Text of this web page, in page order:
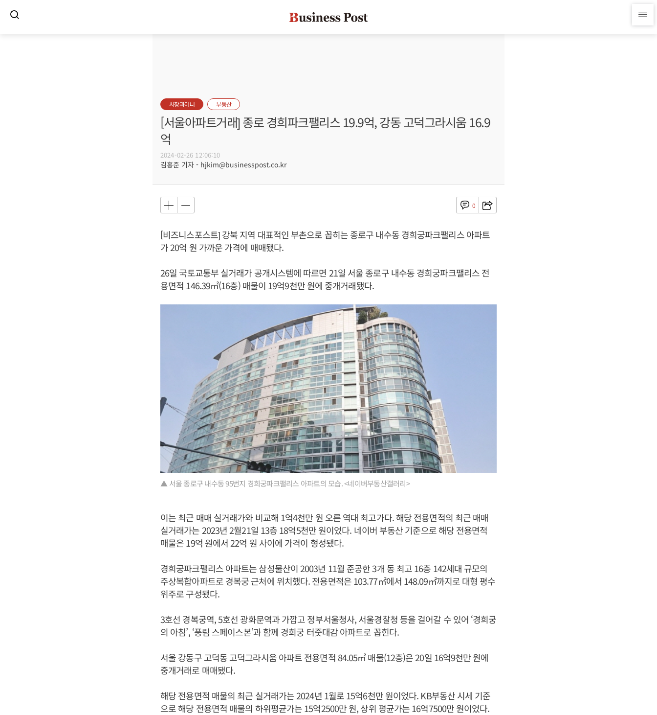
시장과머니 부동산
[서울아파트거래] 종로 경희파크팰리스 19.9억, 강동 고덕그라시움 16.9
억
2024-02-26 12:06:10
김홍준 기자 - hjkim@businesspost.co.kr
0
[비즈니스포스트] 강북 지역 대표적인 부촌으로 꼽히는 종로구 내수동 경희궁파크팰리스 아파트
가 20억 원 가까운 가격에 매매됐다.
26일 국토교통부 실거래가 공개시스템에 따르면 21일 서울 종로구 내수동 경희궁파크팰리스 전
용면적 146.39㎡(16층) 매물이 19억9천만 원에 중개거래됐다.
▲ 서울 종로구 내수동 95번지 경희궁파크팰리스 아파트의 모습. <네이버부동산갤러리>
이는 최근 매매 실거래가와 비교해 1억4천만 원 오른 역대 최고가다. 해당 전용면적의 최근 매매
실거래가는 2023년 2월21일 13층 18억5천만 원이었다. 네이버 부동산 기준으로 해당 전용면적
매물은 19억 원에서 22억 원 사이에 가격이 형성됐다.
경희궁파크팰리스 아파트는 삼성물산이 2003년 11월 준공한 3개 동 최고 16층 142세대 규모의
주상복합아파트로 경복궁 근처에 위치했다. 전용면적은 103.77㎡에서 148.09㎡까지로 대형 평수
위주로 구성됐다.
3호선 경복궁역, 5호선 광화문역과 가깝고 정부서울청사, 서울경찰청 등을 걸어갈 수 있어 ‘경희궁
의 아침’, ‘풍림 스페이스본’과 함께 경희궁 터줏대감 아파트로 꼽힌다.
서울 강동구 고덕동 고덕그라시움 아파트 전용면적 84.05㎡ 매물(12층)은 20일 16억9천만 원에
중개거래로 매매됐다.
해당 전용면적 매물의 최근 실거래가는 2024년 1월로 15억6천만 원이었다. KB부동산 시세 기준
으로 해당 전용면적 매물의 하위평균가는 15억2500만 원, 상위 평균가는 16억7500만 원이었다.